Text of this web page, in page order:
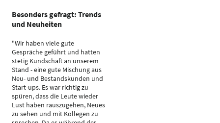
Besonders gefragt: Trends
und Neuheiten
"Wir haben viele gute
Gespräche geführt und hatten
stetig Kundschaft an unserem
Stand - eine gute Mischung aus
Neu- und Bestandskunden und
Start-ups. Es war richtig zu
spüren, dass die Leute wieder
Lust haben rauszugehen, Neues
zu sehen und mit Kollegen zu